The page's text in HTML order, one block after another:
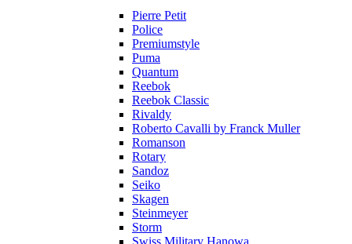
Pierre Petit
Police
Premiumstyle
Puma
Quantum
Reebok
Reebok Classic
Rivaldy
Roberto Cavalli by Franck Muller
Romanson
Rotary
Sandoz
Seiko
Skagen
Steinmeyer
Storm
Swiss Military Hanowa